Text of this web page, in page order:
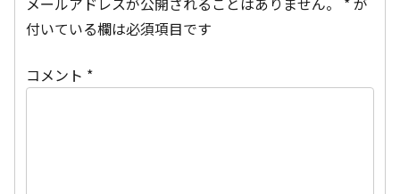
付いている欄は必須項目です
コメント *